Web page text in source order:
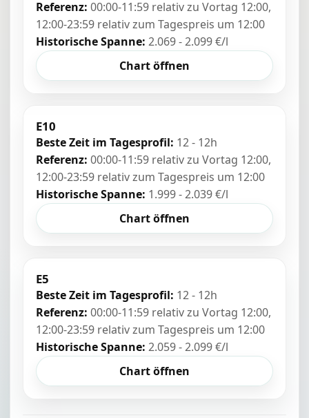
Referenz: 00:00-11:59 relativ zu Vortag 12:00,
12:00-23:59 relativ zum Tagespreis um 12:00
Historische Spanne: 2.069 - 2.099 €/l
Chart öffnen
E10
Beste Zeit im Tagesprofil: 12 - 12h
Referenz: 00:00-11:59 relativ zu Vortag 12:00,
12:00-23:59 relativ zum Tagespreis um 12:00
Historische Spanne: 1.999 - 2.039 €/l
Chart öffnen
E5
Beste Zeit im Tagesprofil: 12 - 12h
Referenz: 00:00-11:59 relativ zu Vortag 12:00,
12:00-23:59 relativ zum Tagespreis um 12:00
Historische Spanne: 2.059 - 2.099 €/l
Chart öffnen